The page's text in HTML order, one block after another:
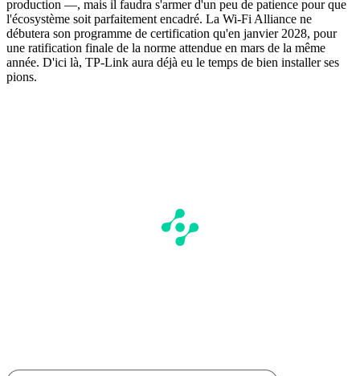
production —, mais il faudra s'armer d'un peu de patience pour que
l'écosystème soit parfaitement encadré. La Wi-Fi Alliance ne
débutera son programme de certification qu'en janvier 2028, pour
une ratification finale de la norme attendue en mars de la même
année. D'ici là, TP-Link aura déjà eu le temps de bien installer ses
pions.